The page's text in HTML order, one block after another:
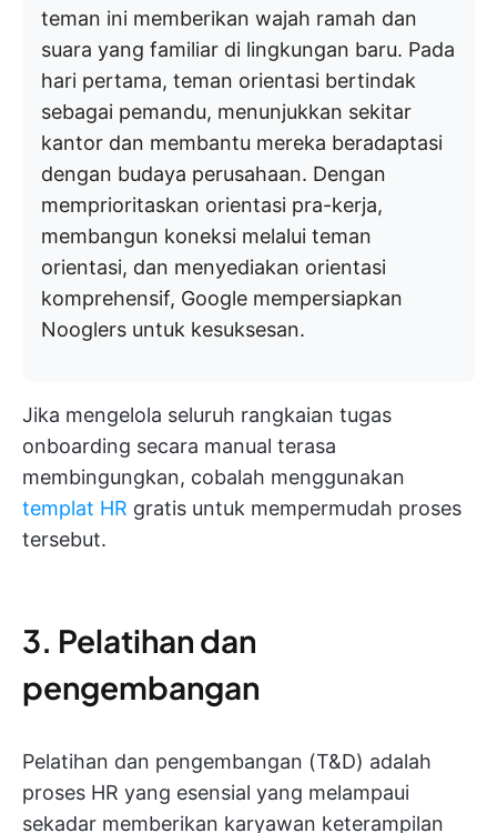
teman ini memberikan wajah ramah dan
suara yang familiar di lingkungan baru. Pada
hari pertama, teman orientasi bertindak
sebagai pemandu, menunjukkan sekitar
kantor dan membantu mereka beradaptasi
dengan budaya perusahaan. Dengan
memprioritaskan orientasi pra-kerja,
membangun koneksi melalui teman
orientasi, dan menyediakan orientasi
komprehensif, Google mempersiapkan
Nooglers untuk kesuksesan.
Jika mengelola seluruh rangkaian tugas
onboarding secara manual terasa
membingungkan, cobalah menggunakan
templat HR gratis untuk mempermudah proses
tersebut.
3. Pelatihan dan
pengembangan
Pelatihan dan pengembangan (T&D) adalah
proses HR yang esensial yang melampaui
sekadar memberikan karyawan keterampilan